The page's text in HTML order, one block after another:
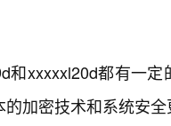
xxxxxl20d都有一定
加密技术和系统安